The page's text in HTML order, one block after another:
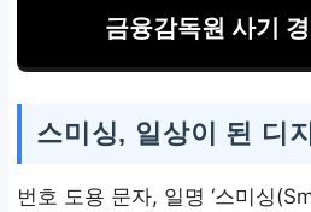
‘긴급’,
되지
금융감독원 사기
스미싱, 일상이 된 디
번호 도용 문자, 일명 ‘스미싱